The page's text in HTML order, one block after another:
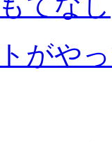
がや